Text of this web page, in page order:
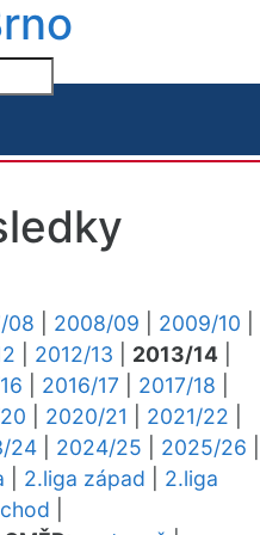
08 2008/09 2009/10
2012/13 2013/14
2016/17 2017/18
2020/21 2021/22
24 2024/25 2025/26
2.liga západ
2.liga